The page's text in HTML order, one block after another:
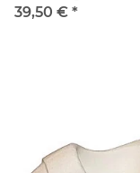
Pack
39,50 € *